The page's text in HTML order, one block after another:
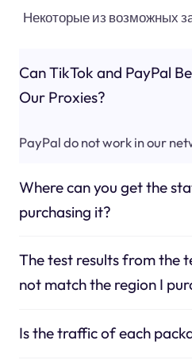
Некоторые из возможных
Can TikTok and PayPal
Our Proxies?
PayPal do not work in our
Where can you get the
purchasing it?
The test results from the
not match the region I
Is the traffic of each